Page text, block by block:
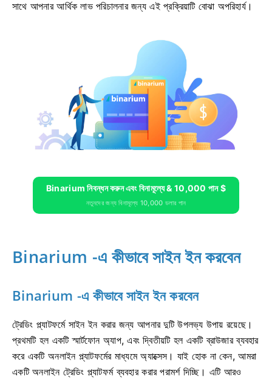
সাথে আপনার আর্থিক লাভ পরিচালনার জন্য এই প্রক্রিয়াটি বোঝা অপরিহার্য।
Binarium নিবন্ধন করুন এবং বিনামূল্যে & 10,000 পান $
নতুনদের জন্য বিনামূল্যে 10,000 ডলার পান
Binarium -এ কীভাবে সাইন ইন করবেন
Binarium -এ কীভাবে সাইন ইন করবেন
ট্রেডিং প্ল্যাটফর্মে সাইন ইন করার জন্য আপনার দুটি উপলভ্য উপায় রয়েছে।
প্রথমটি হল একটি স্মার্টফোন অ্যাপ, এবং দ্বিতীয়টি হল একটি ব্রাউজার ব্যবহার
করে একটি অনলাইন প্ল্যাটফর্মের মাধ্যমে অ্যাক্সেস। যাই হোক না কেন, আমরা
একটি অনলাইন ট্রেডিং প্ল্যাটফর্ম ব্যবহার করার পরামর্শ দিচ্ছি। এটি আরও